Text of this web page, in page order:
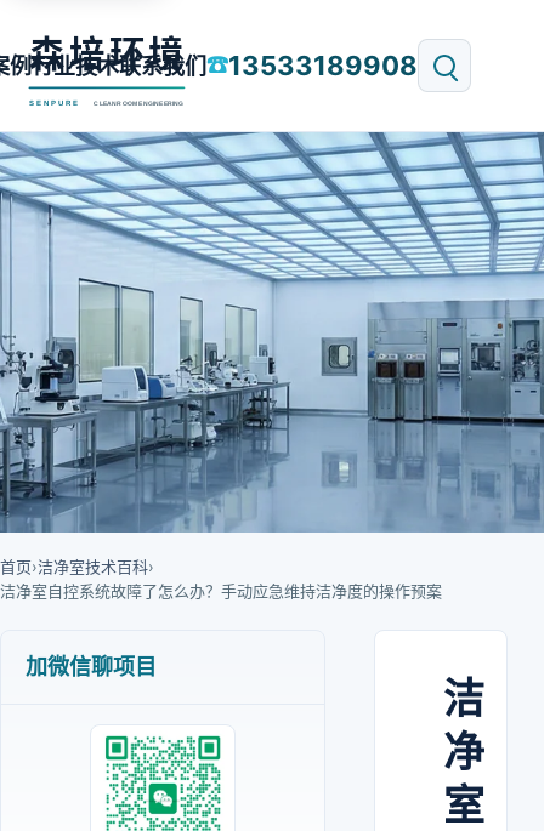
例行业技术联系我们☎13533189908
首页›洁净室技术百科›
洁净室自控系统故障了怎么办？手动应急维持洁净度的操作预案
加微信聊项目
洁
净
室